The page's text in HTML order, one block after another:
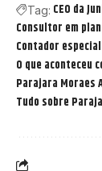
Tag: CEO da
Consultor em
Contador
O que aconteceu
Parajara Moraes
Tudo sobre